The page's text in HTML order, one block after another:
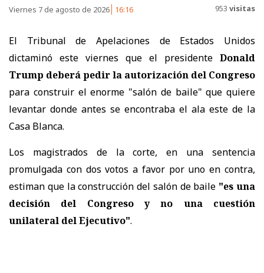
Viernes 7 de agosto de 2026 16:16 953 visitas
El Tribunal de Apelaciones de Estados Unidos
dictaminó este viernes que el presidente Donald
Trump deberá pedir la autorización del Congreso
para construir el enorme "salón de baile" que quiere
levantar donde antes se encontraba el ala este de la
Casa Blanca.
Los magistrados de la corte, en una sentencia
promulgada con dos votos a favor por uno en contra,
estiman que la construcción del salón de baile "es una
decisión del Congreso y no una cuestión
unilateral del Ejecutivo".